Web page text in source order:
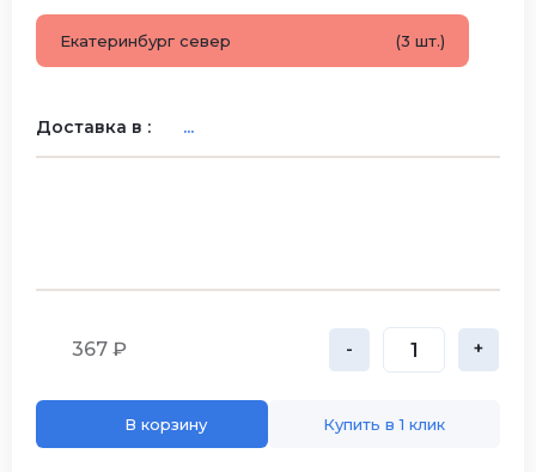
Екатеринбург север (3 шт.)
Доставка в : ...
367 ₽ - +
В корзину Купить в 1 клик